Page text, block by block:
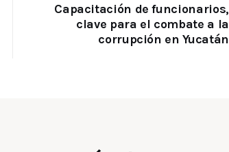
Capacitación de funcionarios,
clave para el combate a la
corrupción en Yucatán